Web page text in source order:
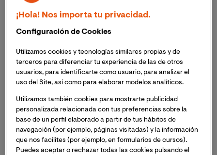
propio que es capaz de generar videos en 3D a partir de
lenguaje natural, y Cofundador y CTO de
empresa dedicada a la automatización a través de la
Mecánico especializado en Inteligencia Artificial y
Robótica y en 2019-2020 cursó laMaestría Oficial en
Inteligencia Artificialde VIU.
¿Nos puedes contar un poco sobre ti? ¿Cómo surge
tu interés en la tecnología y específicamente en el
sector de la Inteligencia Artificial?
Mi nombre es Álvaro Sáez y desde que era niño sabía
¡Hola! Nos importa tu privacidad.
Configuración de Cookies
Utilizamos cookies y tecnologías similares propias y de
terceros para diferenciar tu experiencia de las de otros
usuarios, para identificarte como usuario, para analizar el
uso del Site, así como para elaborar modelos analíticos.
Utilizamos también cookies para mostrarte publicidad
personalizada relacionada con tus preferencias sobre la
base de un perfil elaborado a partir de tus hábitos de
navegación (por ejemplo, páginas visitadas) y la información
que nos facilites (por ejemplo, en formularios de cursos).
Puedes aceptar o rechazar todas las cookies pulsando el